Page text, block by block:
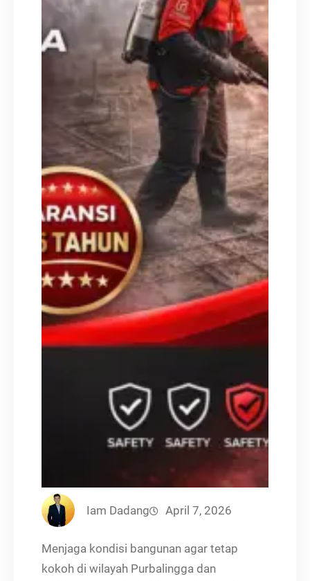
Iam Dadang April 7, 2026
Menjaga kondisi bangunan agar tetap
kokoh di wilayah Purbalingga dan